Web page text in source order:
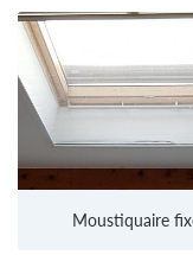
Moustiquaire